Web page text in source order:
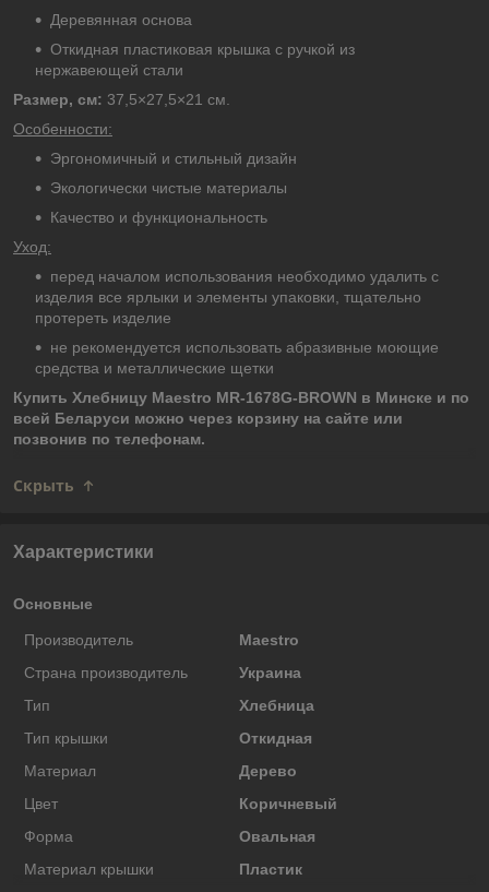
Деревянная основа
Откидная пластиковая крышка с ручкой из
нержавеющей стали
Размер, см: 37,5×27,5×21 cм.
Особенности:
Эргономичный и стильный дизайн
Экологически чистые материалы
Качество и функциональность
Уход:
перед началом использования необходимо удалить с
изделия все ярлыки и элементы упаковки, тщательно
протереть изделие
не рекомендуется использовать абразивные моющие
средства и металлические щетки
Купить Хлебницу Maestro MR-1678G-BROWN в Минске и по
всей Беларуси можно через корзину на сайте или
позвонив по телефонам.
Скрыть
Характеристики
Основные
Производитель
Maestro
Страна производитель
Украина
Тип
Хлебница
Тип крышки
Откидная
Материал
Дерево
Цвет
Коричневый
Форма
Овальная
Материал крышки
Пластик